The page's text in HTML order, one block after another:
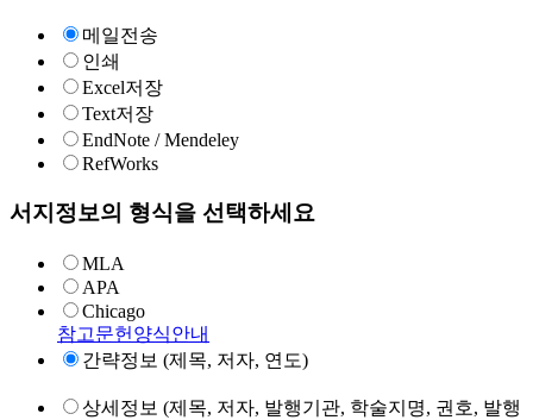
메일전송
인쇄
Excel저장
Text저장
EndNote / Mendeley
RefWorks
서지정보의 형식을 선택하세요
MLA
APA
Chicago
참고문헌양식안내
간략정보 (제목, 저자, 연도)
상세정보 (제목, 저자, 발행기관, 학술지명, 권호, 발행